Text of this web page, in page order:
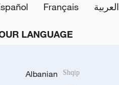
Français العربية
LANGUAGE
Albanian Shqip